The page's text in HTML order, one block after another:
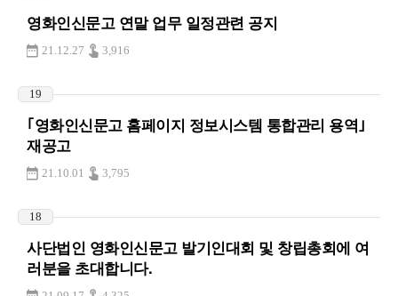
영화인신문고 연말 업무 일정관련 공지
21.12.27 3,916
19
｢영화인신문고 홈페이지 정보시스템 통합관리 용역｣
재공고
21.10.01 3,795
18
사단법인 영화인신문고 발기인대회 및 창립총회에 여
러분을 초대합니다.